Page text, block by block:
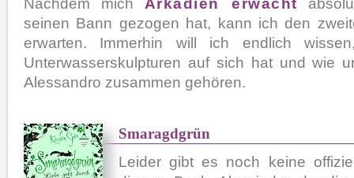
seinen Bann gezogen hat, kann ich den
erwarten. Immerhin will ich endlich
Unterwasserskulpturen auf sich hat und wie
Alessandro zusammen gehören.
Smaragdgrün
Leider gibt es noch keine